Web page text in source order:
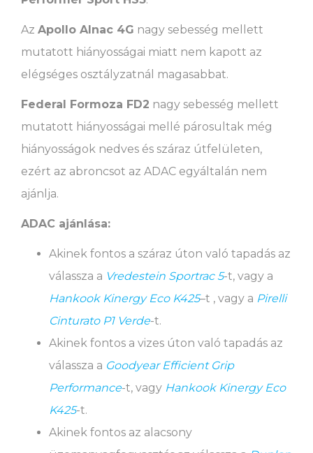
Az Apollo Alnac 4G nagy sebesség mellett
mutatott hiányosságai miatt nem kapott az
elégséges osztályzatnál magasabbat.
Federal Formoza FD2 nagy sebesség mellett
mutatott hiányosságai mellé párosultak még
hiányosságok nedves és száraz útfelületen,
ezért az abroncsot az ADAC egyáltalán nem
ajánlja.
ADAC ajánlása:
Akinek fontos a száraz úton való tapadás az
válassza a Vredestein Sportrac 5-t, vagy a
Hankook Kinergy Eco K425–t , vagy a Pirelli
Cinturato P1 Verde-t.
Akinek fontos a vizes úton való tapadás az
válassza a Goodyear Efficient Grip
Performance-t, vagy Hankook Kinergy Eco
K425-t.
Akinek fontos az alacsony